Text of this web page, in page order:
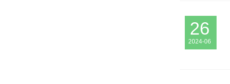
26
2024-06